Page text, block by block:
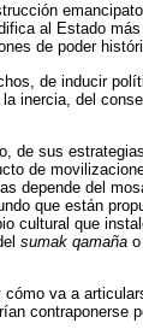
al Estado
de poder
de inducir
inercia, del
sus
de
depende del
que están
cultural que
sumak qamaña o
va a
contraponerse